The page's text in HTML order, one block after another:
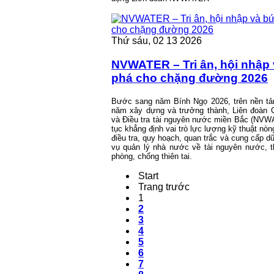
Thứ sáu, 02 13 2026
NVWATER – Tri ân, hội
phá cho chặng đường 2026
Bước sang năm Bính Ngọ 2026, trên nền
năm xây dựng và trưởng thành, Liên đoàn
và Điều tra tài nguyên nước miền Bắc
tục khẳng định vai trò lực lượng kỹ thuật
điều tra, quy hoạch, quan trắc và cung cấp
vụ quản lý nhà nước về tài nguyên nước,
phòng, chống thiên tai.
Start
Trang trước
1
2
3
4
5
6
7